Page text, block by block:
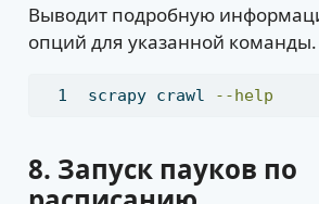
Выводит подробную
опций для указанной
scrapy crawl --help
8. Запуск пауков по